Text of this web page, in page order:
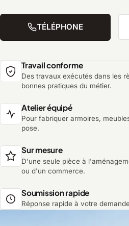
TÉLÉPHONE
Travail conforme
Des travaux exécutés dans les
bonnes pratiques du métier.
Atelier équipé
Pour fabriquer armoires,
pose.
Sur mesure
D'une seule pièce à
ou d'un commerce.
Soumission rapide
Réponse rapide à votre